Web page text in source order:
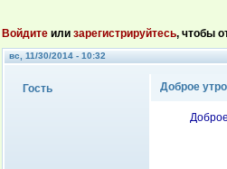
Войдите или зарегистрируйтесь, чтобы
вс, 11/30/2014 - 10:32
Гость Доброе